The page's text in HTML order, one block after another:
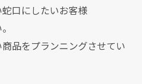
口にしたいお客様
品をプランニングさせてい